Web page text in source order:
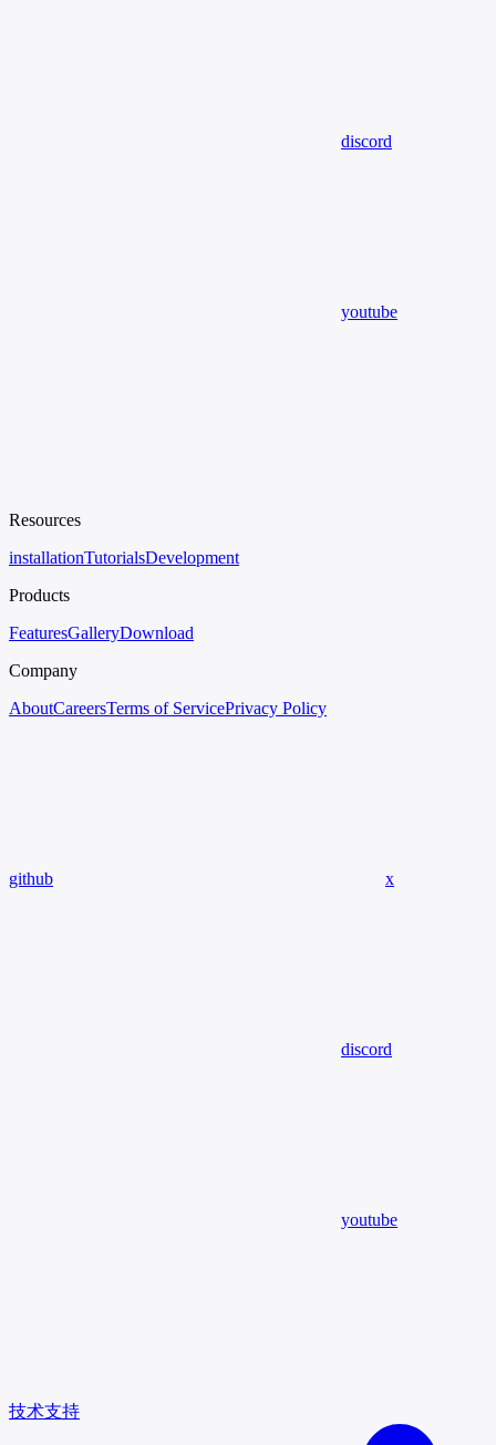
discord
youtube
Resources
installationTutorialsDevelopment
Products
FeaturesGalleryDownload
Company
AboutCareersTerms of ServicePrivacy Policy
github x
discord
youtube
技术支持